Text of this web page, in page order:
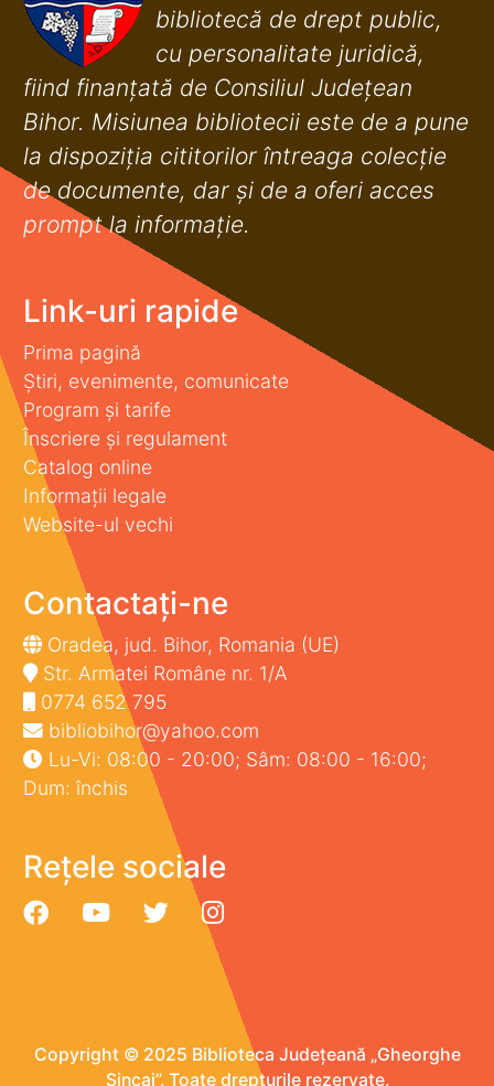
bibliotecă de drept public,
cu personalitate juridică,
fiind finanţată de Consiliul Judeţean
Bihor. Misiunea bibliotecii este de a pune
la dispoziţia cititorilor întreaga colecţie
de documente, dar şi de a oferi acces
prompt la informaţie.
Link-uri rapide
Prima pagină
Știri, evenimente, comunicate
Program și tarife
Înscriere și regulament
Catalog online
Informații legale
Website-ul vechi
Contactați-ne
Oradea, jud. Bihor, Romania (UE)
Str. Armatei Române nr. 1/A
0774 652 795
bibliobihor@yahoo.com
Lu-Vi: 08:00 - 20:00; Sâm: 08:00 - 16:00;
Dum: închis
Rețele sociale
Copyright © 2025 Biblioteca Județeană „Gheorghe
Șincai”. Toate drepturile rezervate.